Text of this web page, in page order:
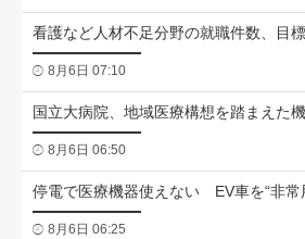
看護など人材不足分野の就職件数、目
8月6日 07:10
国立大病院、地域医療構想を踏まえた
8月6日 06:50
停電で医療機器使えない EV車を“非常
8月6日 06:25